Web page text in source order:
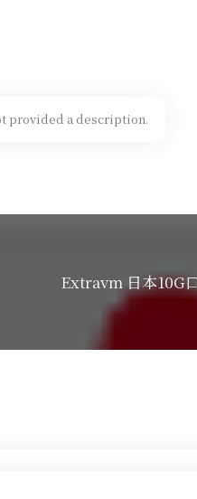
provided a description.
Extravm 日本10G